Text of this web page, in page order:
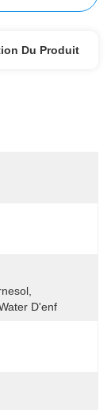
Du Produit
D'enf